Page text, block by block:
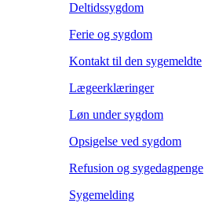
Deltidssygdom
Ferie og sygdom
Kontakt til den sygemeldte
Lægeerklæringer
Løn under sygdom
Opsigelse ved sygdom
Refusion og sygedagpenge
Sygemelding